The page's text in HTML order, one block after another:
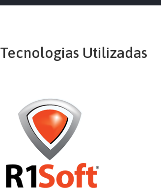
Tecnologias Utilizadas